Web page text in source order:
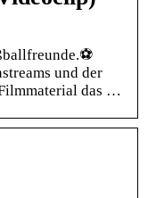
und der
das …